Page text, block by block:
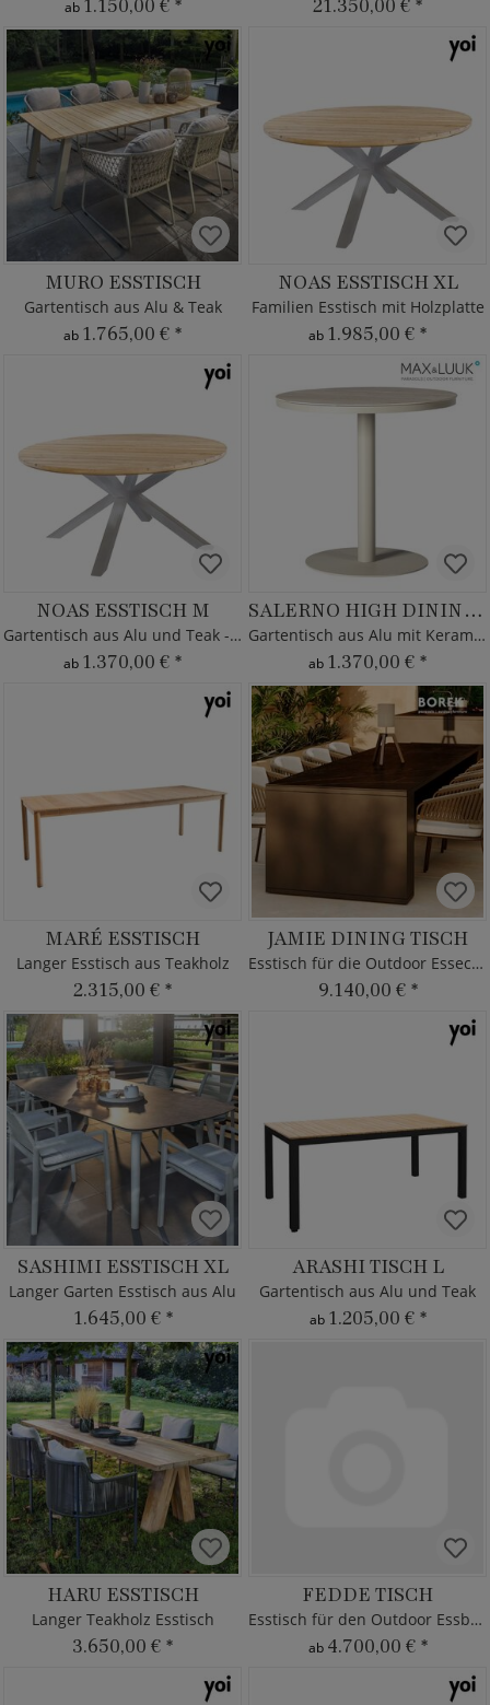
ab 1.150,00 € * 21.350,00 € *
MURO ESSTISCH
Gartentisch aus Alu & Teak
ab 1.765,00 € *
NOAS ESSTISCH XL
Familien Esstisch mit Holzplatte
ab 1.985,00 € *
NOAS ESSTISCH M
Gartentisch aus Alu und Teak - rund
ab 1.370,00 € *
SALERNO HIGH DINING TISCH
Gartentisch aus Alu mit Keramikglas
ab 1.370,00 € *
MARÉ ESSTISCH
Langer Esstisch aus Teakholz
2.315,00 € *
JAMIE DINING TISCH
Esstisch für die Outdoor Essecke
9.140,00 € *
SASHIMI ESSTISCH XL
Langer Garten Esstisch aus Alu
1.645,00 € *
ARASHI TISCH L
Gartentisch aus Alu und Teak
ab 1.205,00 € *
HARU ESSTISCH
Langer Teakholz Esstisch
3.650,00 € *
FEDDE TISCH
Esstisch für den Outdoor Essbereich
ab 4.700,00 € *